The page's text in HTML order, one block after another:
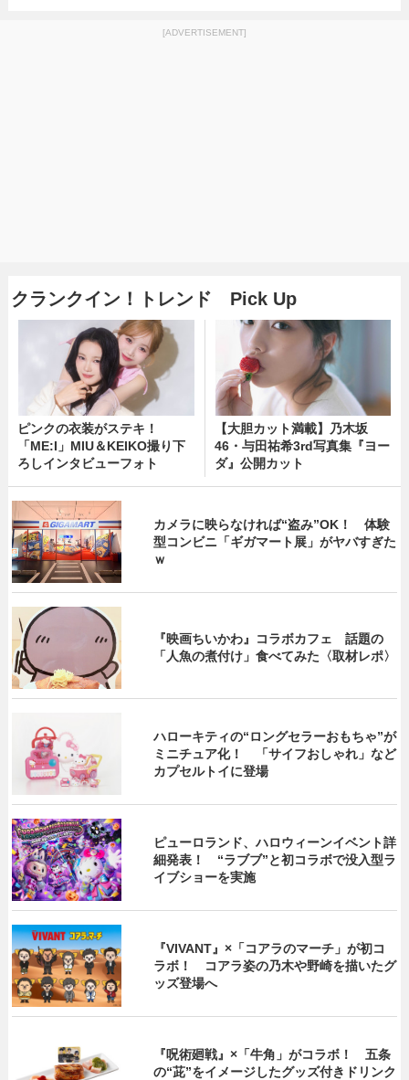
[ADVERTISEMENT]
クランクイン！トレンド Pick Up
ピンクの衣装がステキ！
「ME:I」MIU＆KEIKO撮り下
ろしインタビューフォト
【大胆カット満載】乃木坂
46・与田祐希3rd写真集『ヨー
ダ』公開カット
カメラに映らなければ“盗み”OK！ 体験
型コンビニ「ギガマート展」がヤバすぎた
ｗ
『映画ちいかわ』コラボカフェ 話題の
「人魚の煮付け」食べてみた〈取材レポ〉
ハローキティの“ロングセラーおもちゃ”が
ミニチュア化！ 「サイフおしゃれ」など
カプセルトイに登場
ピューロランド、ハロウィーンイベント詳
細発表！ “ラブブ”と初コラボで没入型ラ
イブショーを実施
『VIVANT』×「コアラのマーチ」が初コ
ラボ！ コアラ姿の乃木や野崎を描いたグ
ッズ登場へ
『呪術廻戦』×「牛角」がコラボ！ 五条
の“茈”をイメージしたグッズ付きドリンク